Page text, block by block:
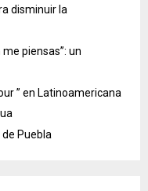
disminuir la
piensas”: un
” en Latinoamericana
Puebla